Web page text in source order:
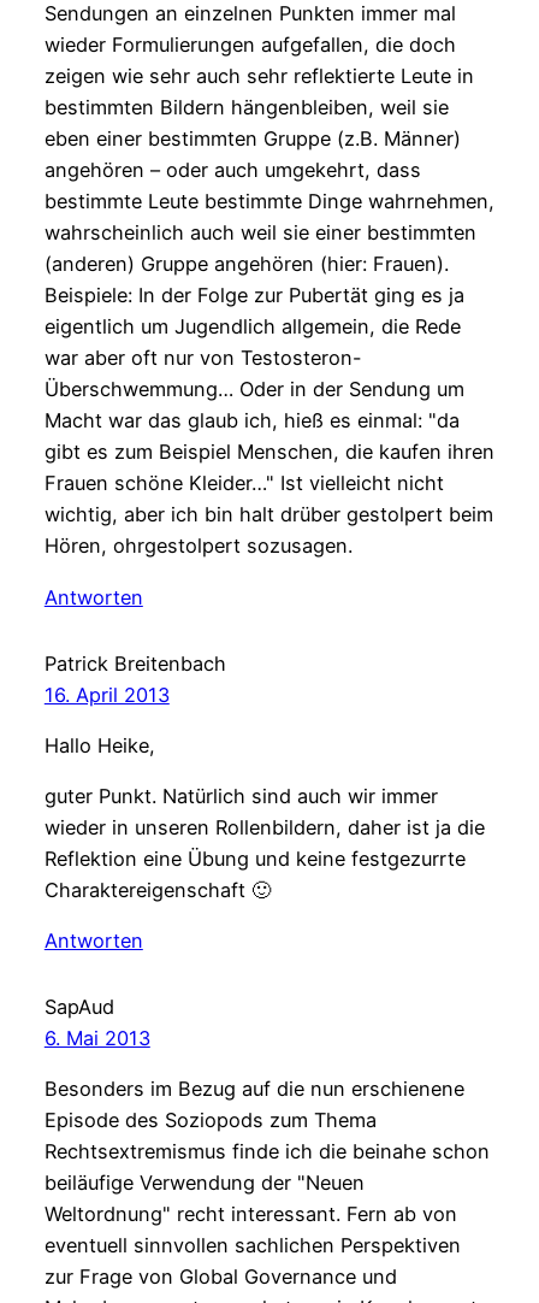
Sendungen an einzelnen Punkten immer mal
wieder Formulierungen aufgefallen, die doch
zeigen wie sehr auch sehr reflektierte Leute in
bestimmten Bildern hängenbleiben, weil sie
eben einer bestimmten Gruppe (z.B. Männer)
angehören – oder auch umgekehrt, dass
bestimmte Leute bestimmte Dinge wahrnehmen,
wahrscheinlich auch weil sie einer bestimmten
(anderen) Gruppe angehören (hier: Frauen).
Beispiele: In der Folge zur Pubertät ging es ja
eigentlich um Jugendlich allgemein, die Rede
war aber oft nur von Testosteron-
Überschwemmung… Oder in der Sendung um
Macht war das glaub ich, hieß es einmal: "da
gibt es zum Beispiel Menschen, die kaufen ihren
Frauen schöne Kleider…" Ist vielleicht nicht
wichtig, aber ich bin halt drüber gestolpert beim
Hören, ohrgestolpert sozusagen.
Antworten
Patrick Breitenbach
16. April 2013
Hallo Heike,
guter Punkt. Natürlich sind auch wir immer
wieder in unseren Rollenbildern, daher ist ja die
Reflektion eine Übung und keine festgezurrte
Charaktereigenschaft 🙂
Antworten
SapAud
6. Mai 2013
Besonders im Bezug auf die nun erschienene
Episode des Soziopods zum Thema
Rechtsextremismus finde ich die beinahe schon
beiläufige Verwendung der "Neuen
Weltordnung" recht interessant. Fern ab von
eventuell sinnvollen sachlichen Perspektiven
zur Frage von Global Governance und